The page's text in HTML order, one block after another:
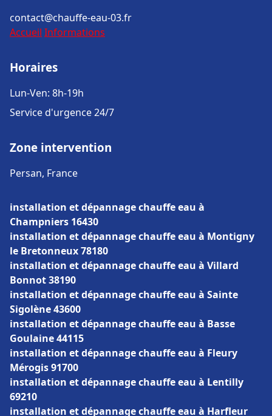
contact@chauffe-eau-03.fr
Accueil Informations
Horaires
Lun-Ven: 8h-19h
Service d'urgence 24/7
Zone intervention
Persan, France
installation et dépannage chauffe eau à
Champniers 16430
installation et dépannage chauffe eau à Montigny
le Bretonneux 78180
installation et dépannage chauffe eau à Villard
Bonnot 38190
installation et dépannage chauffe eau à Sainte
Sigolène 43600
installation et dépannage chauffe eau à Basse
Goulaine 44115
installation et dépannage chauffe eau à Fleury
Mérogis 91700
installation et dépannage chauffe eau à Lentilly
69210
installation et dépannage chauffe eau à Harfleur